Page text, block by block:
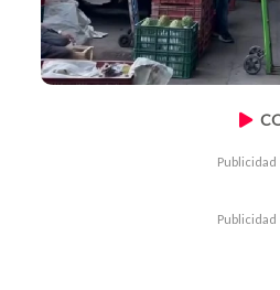
Publicidad
Publicidad